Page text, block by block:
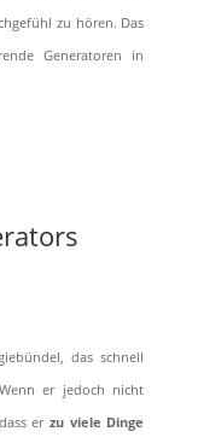
zu hören. Das
Generatoren in
das schnell
er jedoch nicht
er zu viele Dinge